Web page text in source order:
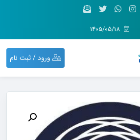
ورود / ثبت نام